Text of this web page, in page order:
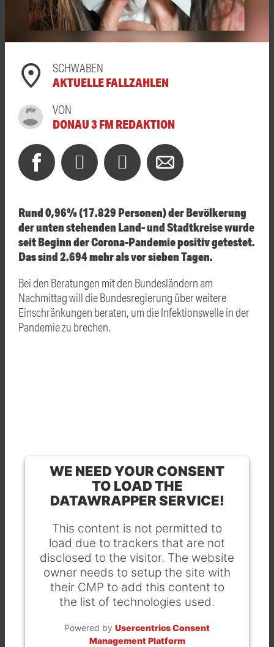
SCHWABEN
AKTUELLE FALLZAHLEN
VON
DONAU 3 FM REDAKTION
Rund 0,96% (17.829 Personen) der Bevölkerung
der unten stehenden Land- und Stadtkreise wurde
seit Beginn der Corona-Pandemie positiv getestet.
Das sind 2.694 mehr als vor sieben Tagen.
Bei den Beratungen mit den Bundesländern am
Nachmittag will die Bundesregierung über weitere
Einschränkungen beraten, um die Infektionswelle in der
Pandemie zu brechen.
WE NEED YOUR CONSENT
TO LOAD THE
DATAWRAPPER SERVICE!
This content is not permitted to
load due to trackers that are not
disclosed to the visitor. The website
owner needs to setup the site with
their CMP to add this content to
the list of technologies used.
Powered by Usercentrics Consent
Management Platform